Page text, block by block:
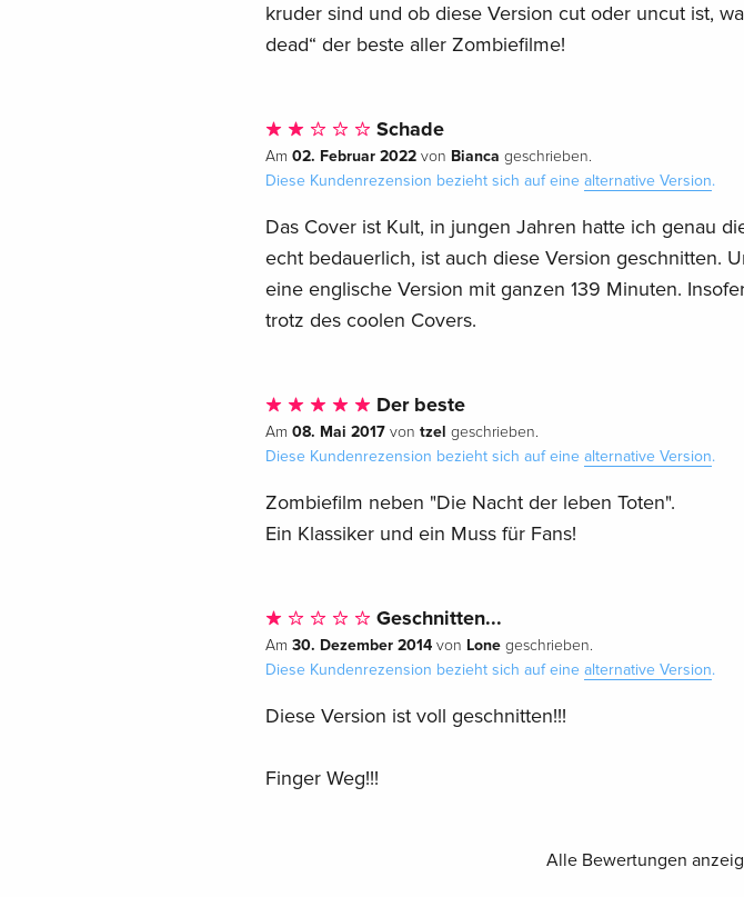
kruder sind und ob diese Version cut oder uncut ist,
dead“ der beste aller Zombiefilme!
Schade
Am 02. Februar 2022von Bianca geschrieben.
Diese Kundenrezension bezieht sich auf eine alternative Version.
Das Cover ist Kult, in jungen Jahren hatte ich genau
echt bedauerlich, ist auch diese Version geschnitten.
eine englische Version mit ganzen 139 Minuten.
trotz des coolen Covers.
Der beste
Am 08. Mai 2017von tzel geschrieben.
Diese Kundenrezension bezieht sich auf eine alternative Version.
Zombiefilm neben "Die Nacht der leben Toten".
Ein Klassiker und ein Muss für Fans!
Geschnitten...
Am 30. Dezember 2014von Lonegeschrieben.
Diese Kundenrezension bezieht sich auf eine alternative Version.
Diese Version ist voll geschnitten!!!
Finger Weg!!!
Alle Bewertungen